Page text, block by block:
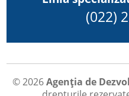
(022)
© 2026Agenția de